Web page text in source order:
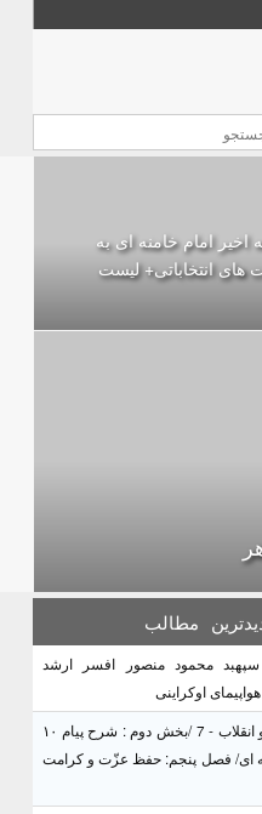
امام خامنه ای به
های انتخاباتی+ لیست
مطالب
سپهبد محمود منصور افسر ارشد
اوکراینی
منشور گفتمان امام و انقلاب - 7 /بخش دوم : شرح پیام ۱۰
امام خامنه ای/ فصل پنجم: حفظ عزّت و کرامت